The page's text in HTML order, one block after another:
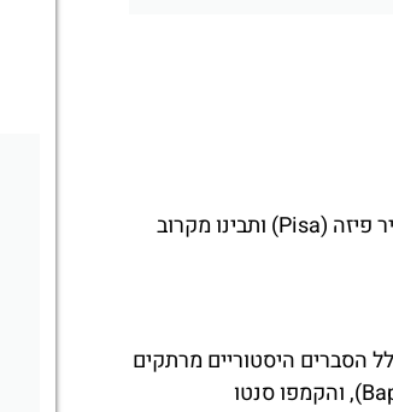
תעלו 294 מדרגות אל ראש המגדל הנטוי המפורסם ביותר בעולם, תצפו בנוף עוצר נשימה של העיר פיזה (Pisa) ותבינו מקרוב
הסברים היסטוריים מרתקים
על מגדל פיזה (Pisa), הקתדרלה (Cathedral of Santa Maria Assunta), בית הטבילה (Baptistery), והקמפו סנטו